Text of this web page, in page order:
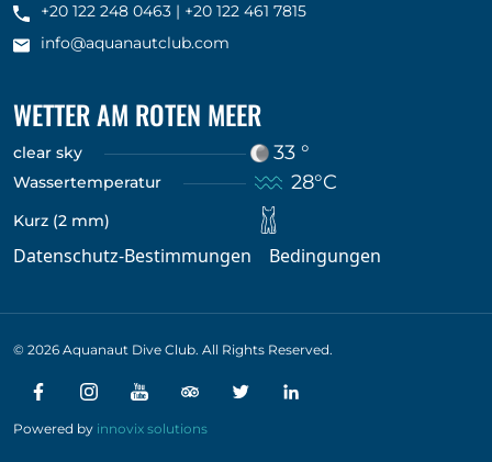
+20 122 248 0463 | +20 122 461 7815
info@aquanautclub.com
WETTER AM ROTEN MEER
clear sky 33 °
Wassertemperatur 28°C
Kurz (2 mm)
Datenschutz-Bestimmungen Bedingungen
© 2026 Aquanaut Dive Club. All Rights Reserved.
Powered by innovix solutions